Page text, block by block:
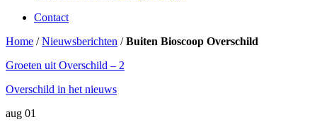
Contact
Home / Nieuwsberichten / Buiten Bioscoop Overschild
Groeten uit Overschild – 2
Overschild in het nieuws
aug 01